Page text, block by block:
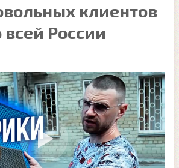
клиентов
всей России